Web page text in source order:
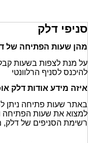
סניפי דלק
מהן שעות הפתיחה של
על מנת לצפות בשעות
להיכנס לסניף הרלוונטי
איזה מידע אודות דלק
באתר שעות פתיחה ניתן
למצוא את שעות הפתיחה
רשימת הסניפים של דלק,